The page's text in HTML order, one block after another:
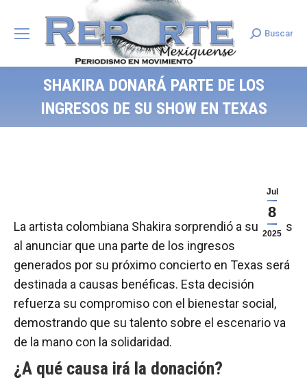
Search:
Buscar
SHAKIRA DONARÁ PARTE DE LOS
INGRESOS DE SU SHOW EN TEXAS
Jul
8
2025
La artista colombiana Shakira sorprendió a sus fans
al anunciar que una parte de los ingresos
generados por su próximo concierto en Texas será
destinada a causas benéficas. Esta decisión
refuerza su compromiso con el bienestar social,
demostrando que su talento sobre el escenario va
de la mano con la solidaridad.
¿A qué causa irá la donación?